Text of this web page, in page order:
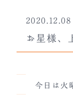
2020.12.08
お星様、
今日は火